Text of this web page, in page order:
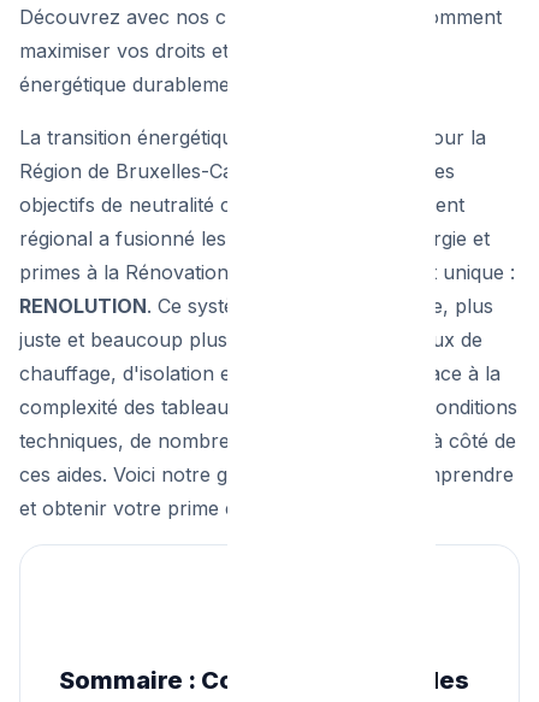
Découvrez avec nos chauffagistes experts comment
maximiser vos droits et réduire votre facture
énergétique durablement.
La transition énergétique est un défi majeur pour la
Région de Bruxelles-Capitale. Pour atteindre les
objectifs de neutralité carbone, le gouvernement
régional a fusionné les anciennes primes Énergie et
primes à la Rénovation pour créer un guichet unique :
RENOLUTION. Ce système se veut plus simple, plus
juste et beaucoup plus incitatif pour les travaux de
chauffage, d'isolation et de ventilation. Mais face à la
complexité des tableaux de montants et des conditions
techniques, de nombreux Bruxellois passent à côté de
ces aides. Voici notre guide complet pour comprendre
et obtenir votre prime en 2026.
Sommaire : Comprendre les aides